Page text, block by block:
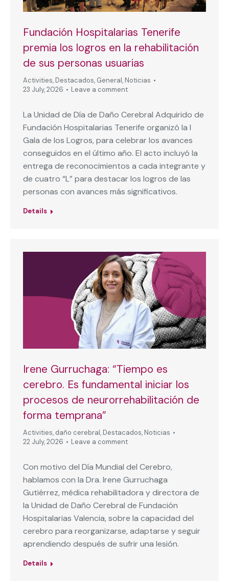
Fundación Hospitalarias Tenerife
premia los logros en la rehabilitación
de sus personas usuarias
Activities, Destacados, General, Noticias
23 July, 2026
Leave a comment
La Unidad de Día de Daño Cerebral Adquirido de
Fundación Hospitalarias Tenerife organizó la I
Gala de los Logros, para celebrar los avances
conseguidos en el último año. El acto incluyó la
entrega de reconocimientos a cada integrante y
de cuatro “L” para destacar los logros de las
personas con avances más significativos.
Details
Irene Gurruchaga: “Tiempo es
cerebro. Es fundamental iniciar los
procesos de neurorrehabilitación de
forma temprana”
Activities, daño cerebral, Destacados, Noticias
22 July, 2026
Leave a comment
Con motivo del Día Mundial del Cerebro,
hablamos con la Dra. Irene Gurruchaga
Gutiérrez, médica rehabilitadora y directora de
la Unidad de Daño Cerebral de Fundación
Hospitalarias Valencia, sobre la capacidad del
cerebro para reorganizarse, adaptarse y seguir
aprendiendo después de sufrir una lesión.
Details